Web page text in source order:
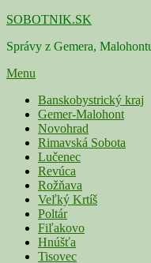
Skip
content
SOBOTNIK.SK
Správy z Gemera,
Menu
Primárne
menu
Banskobystrický kraj
Gemer-Malohont
Novohrad
Rimavská Sobota
Lučenec
Revúca
Rožňava
Veľký Krtíš
Poltár
Fiľakovo
Hnúšťa
Tisovec